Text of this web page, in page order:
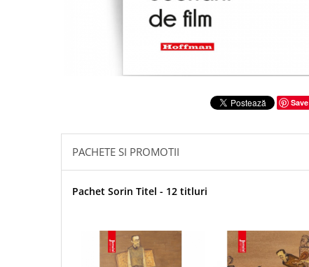
Publicistica / Reportaje / Interviuri
Save
PACHETE SI PROMOTII
Pachet Sorin Titel - 12 titluri